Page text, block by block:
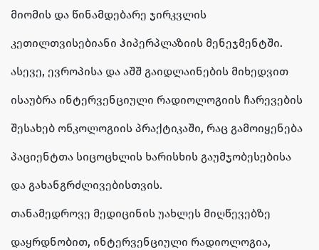
მიომის და წინამდებარე ჯირკვლის
კეთილთვისებიანი ჰიპერპლაზიის მენეჯმენტში.
ასევე, ევროპისა და აშშ გაიდლაინების მიხედვით
ისაუბრა ინტერვენციული რადიოლოგიის ჩარევების
შესახებ ონკოლოგიის პრაქტიკაში, რაც გამოიყენება
პაციენტთა სიცოცხლის ხარისხის გაუმჯობესებისა
და გახანგრძლივებისთვის.
თანამედროვე მედიცინის უახლეს მიღწევებზე
დაყრდნობით, ინტერვენციული რადიოლოგია,